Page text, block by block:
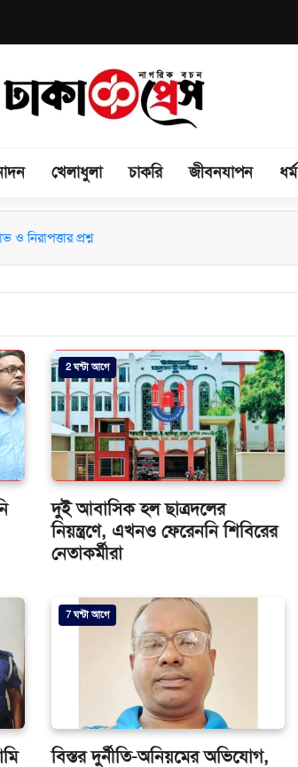
খেলাধুলা চাকরি জীবনযাপন ধর্ম
2 ঘন্টা আগে
দুই আবাসিক হল ছাত্রদলের
নিয়ন্ত্রণে, এখনও ফেরেননি শিবিরের
নেতাকর্মীরা
7 ঘন্টা আগে
বিস্তর দুর্নীতি-অনিয়মের অভিযোগ,